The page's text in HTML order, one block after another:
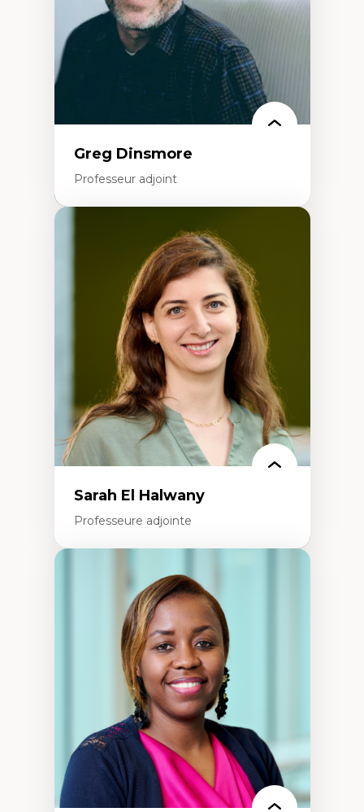
Formation à l’enseignement en contexte
francophone minoritaire
Identité linguistique et culturelle
Recherche-action et approches
participatives
Leadership éducatif et pratiques réflexives
Éducation durable et bien-être en
Greg Dinsmore
Professeur adjoint
Fragmentation des auditoires médiatiques
Analyse multi-plateforme des auditoires
médiatiques
Analyse des comportements numériques à
travers les données massives et l’IA
Recherche quantitative et qualitative sur
les auditoires médiatiques
Épistémologie des techniques de recherche
numérique et l’IA
Théorie des droits de la personne
La pensée politique d’Hannah Arendt
La pensée politique à l’ère numérique
Justice internationale et normes
internationales
Sarah El Halwany
Professeure adjointe
Les apports pédagogiques des théories de
l'affect, du posthumanisme, du féminisme
dans l'éducation aux sciences
L'apprentissage des sciences/STIM dans une
perspective socioécologique de care
L’insertion professionnelle des
enseignant.e.s